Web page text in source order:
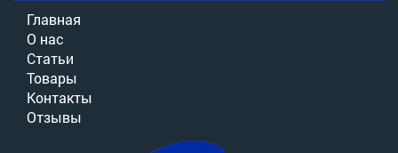
Главная
О нас
Статьи
Товары
Контакты
Отзывы